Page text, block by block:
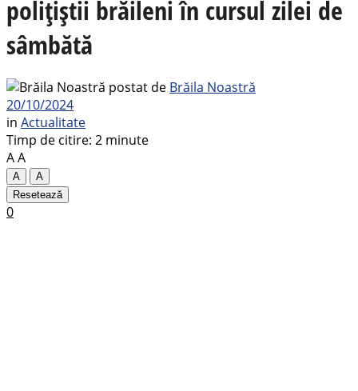
polițiștii brăileni în cursul zilei de
sâmbătă
postat de Brăila Noastră
20/10/2024
in Actualitate
Timp de citire: 2 minute
AA
A
A
Resetează
0